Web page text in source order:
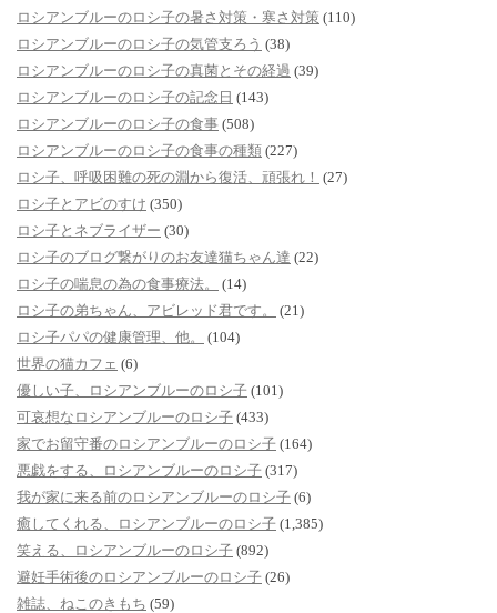
ロシアンブルーのロシ子の暑さ対策・寒さ対策 (110)
ロシアンブルーのロシ子の気管支ろう (38)
ロシアンブルーのロシ子の真菌とその経過 (39)
ロシアンブルーのロシ子の記念日 (143)
ロシアンブルーのロシ子の食事 (508)
ロシアンブルーのロシ子の食事の種類 (227)
ロシ子、呼吸困難の死の淵から復活、頑張れ！ (27)
ロシ子とアビのすけ (350)
ロシ子とネブライザー (30)
ロシ子のブログ繋がりのお友達猫ちゃん達 (22)
ロシ子の喘息の為の食事療法。
(14)
ロシ子の弟ちゃん、アビレッド君です。
(21)
ロシ子パパの健康管理、他。
(104)
世界の猫カフェ (6)
優しい子、ロシアンブルーのロシ子 (101)
可哀想なロシアンブルーのロシ子 (433)
家でお留守番のロシアンブルーのロシ子 (164)
悪戯をする、ロシアンブルーのロシ子 (317)
我が家に来る前のロシアンブルーのロシ子 (6)
癒してくれる、ロシアンブルーのロシ子 (1,385)
笑える、ロシアンブルーのロシ子 (892)
避妊手術後のロシアンブルーのロシ子 (26)
雑誌、ねこのきもち (59)